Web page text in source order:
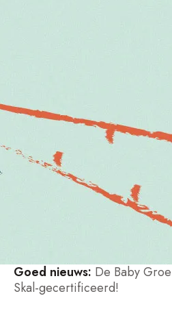
Goed nieuws: De Baby
Skal-gecertificeerd!